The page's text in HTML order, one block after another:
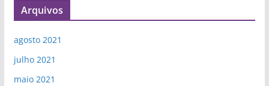
Arquivos
agosto 2021
julho 2021
maio 2021